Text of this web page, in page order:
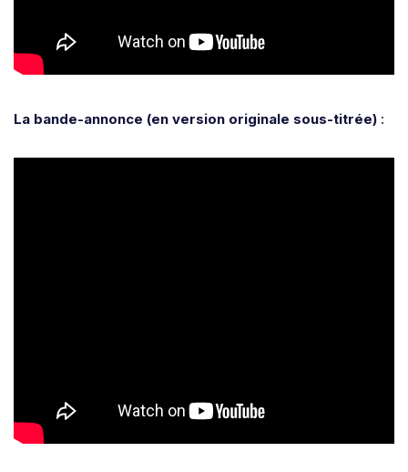
La bande-annonce (en version originale sous-titrée) :